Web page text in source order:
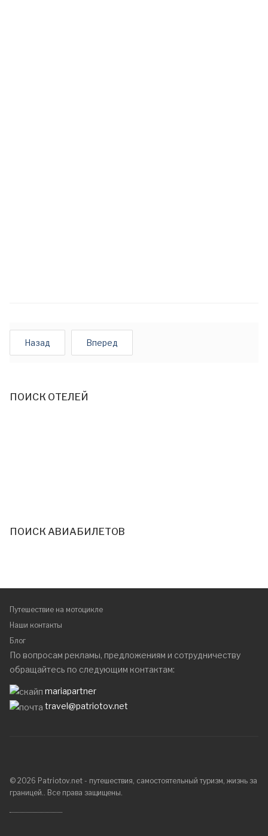
Назад Вперед
ПОИСК ОТЕЛЕЙ
ПОИСК АВИАБИЛЕТОВ
Путешествие на мотоцикле
Наши контакты
Блог
По вопросам рекламы, предложениям и сотрудничеству
обращайтесь по следующим контактам:
mariapartner
travel@patriotov.net
© 2026 Patriotov.net - путешествия, самостоятельный туризм, жизнь за
границей.. Все права защищены.